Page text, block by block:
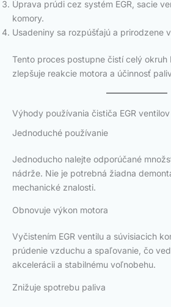
Úprava prúdi cez systém EGR, sacie
komory.
Usadeniny sa rozpúšťajú a prirodzene
Tento proces postupne čistí celý okruh
zlepšuje reakcie motora a účinnosť
Výhody používania čističa EGR
Jednoduché používanie
Jednoducho nalejte odporúčané
nádrže. Nie je potrebná žiadna
mechanické znalosti.
Obnovuje výkon motora
Vyčistením EGR ventilu a súvisiacich
prúdenie vzduchu a spaľovanie, čo
akcelerácii a stabilnému voľnobehu.
Znižuje spotrebu paliva